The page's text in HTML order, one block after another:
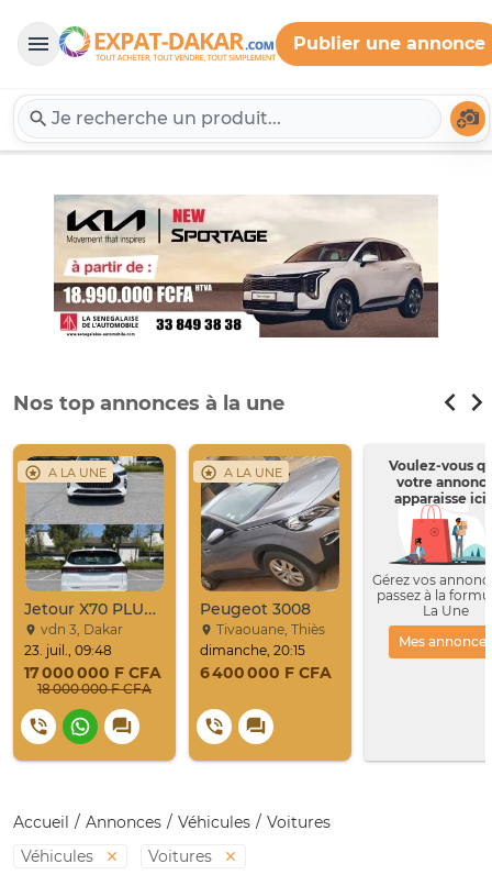
Expat-Dakar
Publier une annonce
Nos top annonces à la une
A LA UNE
Jetour X70 PLUS 2024
vdn 3, Dakar
23. juil., 09:48
17 000 000 F CFA
18 000 000 F CFA
A LA UNE
Peugeot 3008
Tivaouane, Thiès
dimanche, 20:15
6 400 000 F CFA
Voulez-vous
votre
apparaisse ici
Gérez vos
passez à la
La Une
Mes annonces
Accueil Annonces Véhicules
Voitures
Véhicules
Voitures